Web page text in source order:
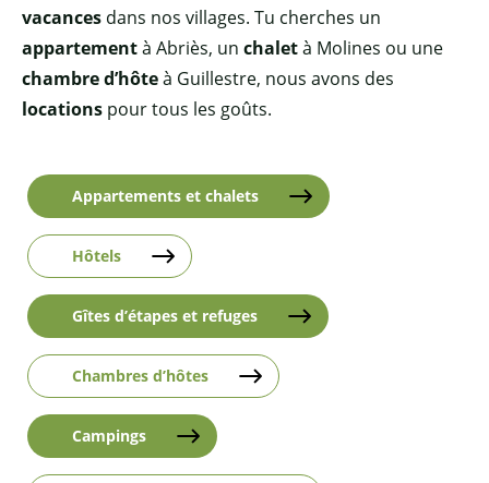
vacances dans nos villages. Tu cherches un
appartementà Abriès, un chaletà Molines ou une
chambre d’hôteà Guillestre, nous avons des
locations pour tous les goûts.
Appartements et chalets
Hôtels
Gîtes d’étapes et refuges
Chambres d’hôtes
Campings